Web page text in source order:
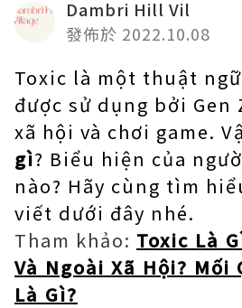
Dambri Hill Vil
發佈於 2022.10.08
Toxic là một thuật
được sử dụng bởi Gen
xã hội và chơi game.
gì? Biểu hiện của
nào? Hãy cùng tìm
viết dưới đây nhé.
Tham khảo: Toxic Là
Và Ngoài Xã Hội? Mối
Là Gì?